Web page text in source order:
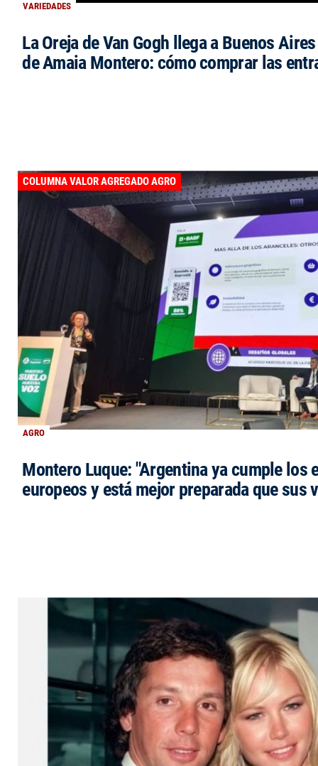
VARIEDADES
La Oreja de Van Gogh llega a Buenos
de Amaia Montero: cómo comprar las
AGRO
COLUMNA VALOR AGREGADO AGRO
Montero Luque: "Argentina ya cumple los
europeos y está mejor preparada que sus